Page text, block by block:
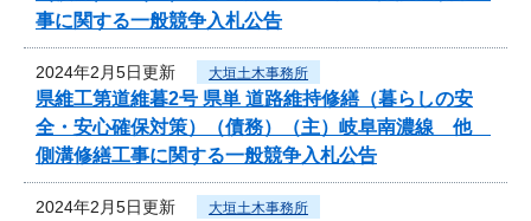
事に関する一般競争入札公告
2024年2月5日更新 大垣土木事務所
県維工第道維暮2号 県単 道路維持修繕（暮らしの安
全・安心確保対策）（債務）（主）岐阜南濃線 他
側溝修繕工事に関する一般競争入札公告
2024年2月5日更新 大垣土木事務所